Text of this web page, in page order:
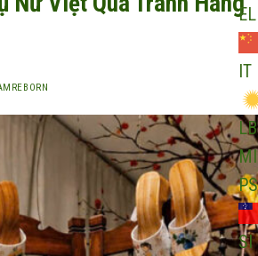
EL
IT
LB
MI
PS
SI